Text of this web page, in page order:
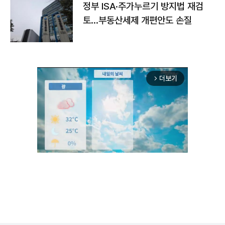
정부 ISA·주가누르기 방지법 재검
토…부동산세제 개편안도 손질
arrow_forward_ios 더보기